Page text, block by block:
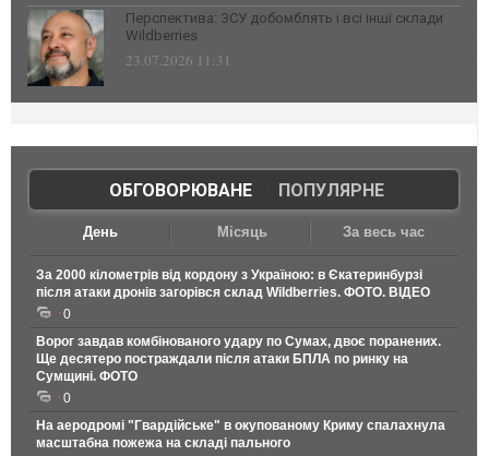
Перспектива: ЗСУ добомблять і всі інші склади
Wildberries
23.07.2026 11:31
ОБГОВОРЮВАНЕ| ПОПУЛЯРНЕ
День Місяць За весь час
За 2000 кілометрів від кордону з Україною: в Єкатеринбурзі
після атаки дронів загорівся склад Wildberries. ФОТО. ВІДЕО
0
Ворог завдав комбінованого удару по Сумах, двоє поранених.
Ще десятеро постраждали після атаки БПЛА по ринку на
Сумщині. ФОТО
0
На аеродромі "Гвардійське" в окупованому Криму спалахнула
масштабна пожежа на складі пального